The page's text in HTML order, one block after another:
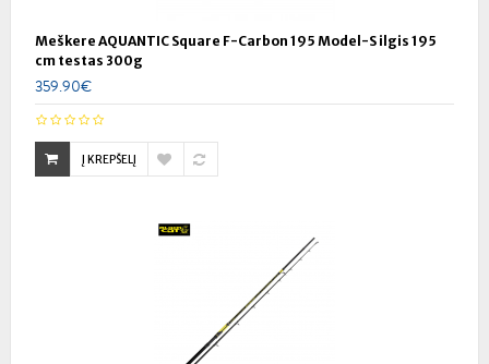
Meškere AQUANTIC Square F-Carbon 195 Model-S ilgis 195
cm testas 300g
359.90€
Į KREPŠELĮ